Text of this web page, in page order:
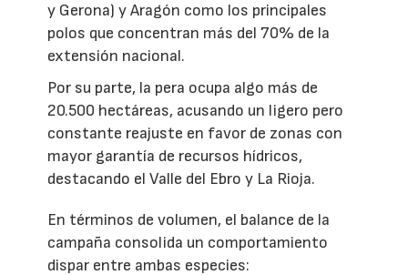
y Gerona) y Aragón como los principales
polos que concentran más del 70% de la
extensión nacional.
Por su parte, la pera ocupa algo más de
20.500 hectáreas, acusando un ligero pero
constante reajuste en favor de zonas con
mayor garantía de recursos hídricos,
destacando el Valle del Ebro y La Rioja.
En términos de volumen, el balance de la
campaña consolida un comportamiento
dispar entre ambas especies: